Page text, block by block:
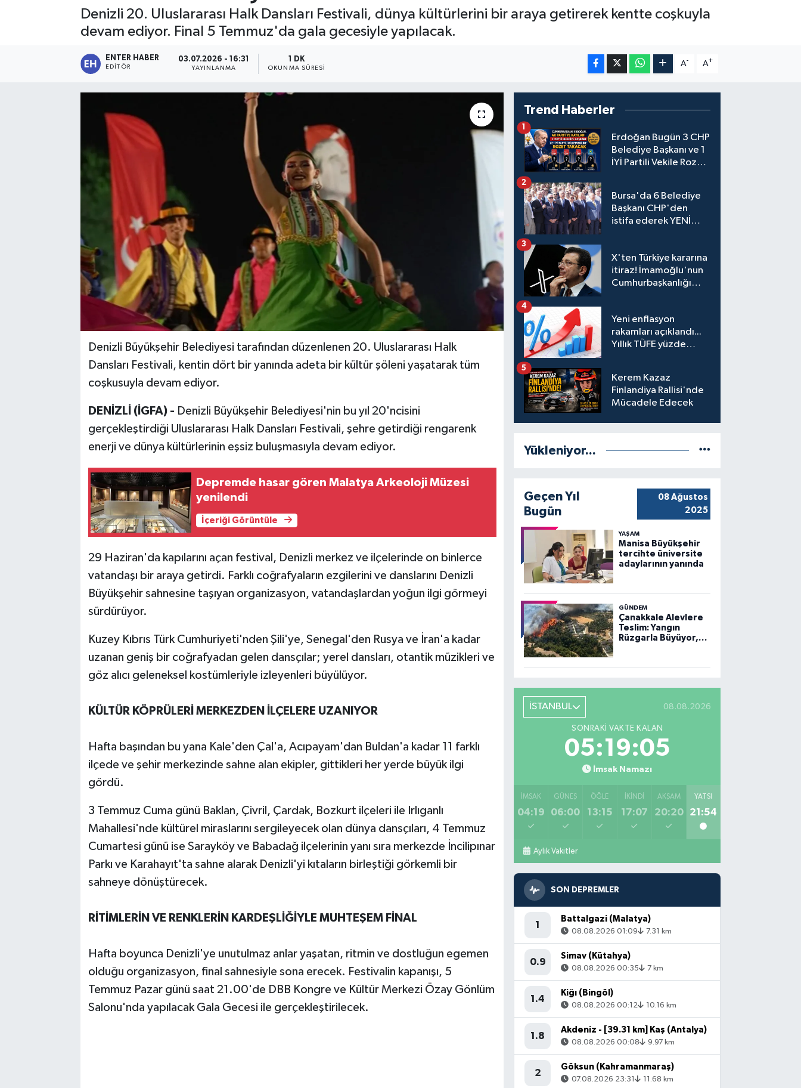
Denizli 20. Uluslararası Halk Dansları Festivali, dünya kültürlerini bir araya getirerek kentte coşkuyla
devam ediyor. Final 5 Temmuz'da gala gecesiyle yapılacak.
ENTER HABER
EDITÖR
03.07.2026 - 16:31
YAYINLANMA
1 DK
OKUNMA SÜRESI
A- A+
Denizli Büyükşehir Belediyesi tarafından düzenlenen 20. Uluslararası Halk
Dansları Festivali, kentin dört bir yanında adeta bir kültür şöleni yaşatarak tüm
coşkusuyla devam ediyor.
DENİZLİ (İGFA) - Denizli Büyükşehir Belediyesi'nin bu yıl 20'ncisini
gerçekleştirdiği Uluslararası Halk Dansları Festivali, şehre getirdiği rengarenk
enerji ve dünya kültürlerinin eşsiz buluşmasıyla devam ediyor.
Depremde hasar gören Malatya Arkeoloji Müzesi
yenilendi
İçeriği Görüntüle
29 Haziran'da kapılarını açan festival, Denizli merkez ve ilçelerinde on binlerce
vatandaşı bir araya getirdi. Farklı coğrafyaların ezgilerini ve danslarını Denizli
Büyükşehir sahnesine taşıyan organizasyon, vatandaşlardan yoğun ilgi görmeyi
sürdürüyor.
Kuzey Kıbrıs Türk Cumhuriyeti'nden Şili'ye, Senegal'den Rusya ve İran'a kadar
uzanan geniş bir coğrafyadan gelen dansçılar; yerel dansları, otantik müzikleri ve
göz alıcı geleneksel kostümleriyle izleyenleri büyülüyor.
KÜLTÜR KÖPRÜLERİ MERKEZDEN İLÇELERE UZANIYOR
Hafta başından bu yana Kale'den Çal'a, Acıpayam'dan Buldan'a kadar 11 farklı
ilçede ve şehir merkezinde sahne alan ekipler, gittikleri her yerde büyük ilgi
gördü.
3 Temmuz Cuma günü Baklan, Çivril, Çardak, Bozkurt ilçeleri ile Irlıganlı
Mahallesi'nde kültürel miraslarını sergileyecek olan dünya dansçıları, 4 Temmuz
Cumartesi günü ise Sarayköy ve Babadağ ilçelerinin yanı sıra merkezde İncilipınar
Parkı ve Karahayıt'ta sahne alarak Denizli'yi kıtaların birleştiği görkemli bir
sahneye dönüştürecek.
RİTİMLERİN VE RENKLERİN KARDEŞLİĞİYLE MUHTEŞEM FİNAL
Hafta boyunca Denizli'ye unutulmaz anlar yaşatan, ritmin ve dostluğun egemen
olduğu organizasyon, final sahnesiyle sona erecek. Festivalin kapanışı, 5
Temmuz Pazar günü saat 21.00'de DBB Kongre ve Kültür Merkezi Özay Gönlüm
Salonu'nda yapılacak Gala Gecesi ile gerçekleştirilecek.
Trend Haberler
Erdoğan Bugün 3 CHP
Belediye Başkanı ve 1
İYİ Partili Vekile Rozet
1
Bursa'da 6 Belediye
Başkanı CHP'den
istifa ederek YENİ
2
X'ten Türkiye kararına
itiraz! İmamoğlu'nun
Cumhurbaşkanlığı
engeli mahkemeye
taşındı
3
Yeni enflasyon
rakamları açıklandı...
Yıllık TÜFE yüzde
4
Kerem Kazaz
Finlandiya Rallisi'nde
Mücadele Edecek
5
Yükleniyor...
Geçen Yıl
Bugün
08 Ağustos
2025
YAŞAM
Manisa Büyükşehir
tercihte üniversite
adaylarının yanında
GÜNDEM
Çanakkale Alevlere
Teslim: Yangın
Rüzgarla Büyüyor,
İSTANBUL 08.08.2026
SONRAKI VAKTE KALAN
05:19:04
İmsak Namazı
İMSAK
04:19
GÜNEŞ
06:00
ÖĞLE
13:15
İKINDI
17:07
AKŞAM
20:20
YATSI
21:54
Aylık Vakitler
SON DEPREMLER
1
Battalgazi (Malatya)
08.08.2026 01:09 7.31 km
0.9
Simav (Kütahya)
08.08.2026 00:35 7 km
1.4
Kiğı (Bingöl)
08.08.2026 00:12 10.16 km
1.8
Akdeniz - [39.31 km] Kaş (Antalya)
08.08.2026 00:08 9.97 km
2
Göksun (Kahramanmaraş)
07.08.2026 23:31 11.68 km
KÜLTÜR SANAT